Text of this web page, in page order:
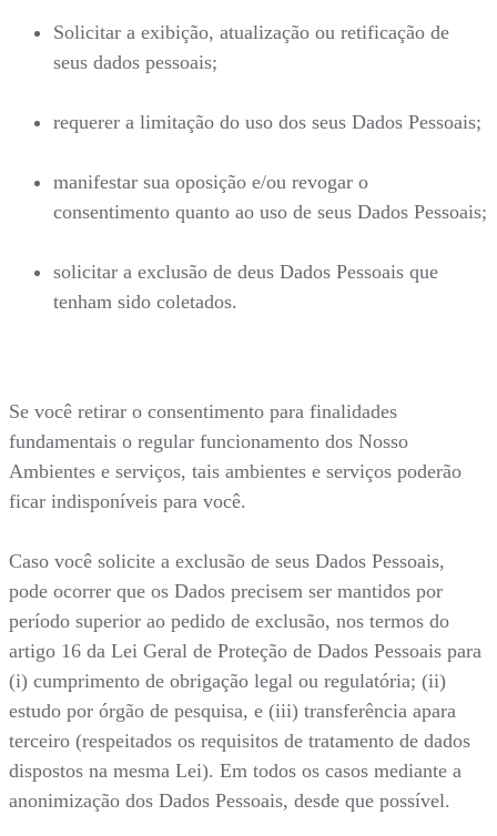
Solicitar a exibição, atualização ou retificação de
seus dados pessoais;
requerer a limitação do uso dos seus Dados Pessoais;
manifestar sua oposição e/ou revogar o
consentimento quanto ao uso de seus Dados Pessoais;
solicitar a exclusão de deus Dados Pessoais que
tenham sido coletados.
Se você retirar o consentimento para finalidades
fundamentais o regular funcionamento dos Nosso
Ambientes e serviços, tais ambientes e serviços poderão
ficar indisponíveis para você.
Caso você solicite a exclusão de seus Dados Pessoais,
pode ocorrer que os Dados precisem ser mantidos por
período superior ao pedido de exclusão, nos termos do
artigo 16 da Lei Geral de Proteção de Dados Pessoais para
(i) cumprimento de obrigação legal ou regulatória; (ii)
estudo por órgão de pesquisa, e (iii) transferência apara
terceiro (respeitados os requisitos de tratamento de dados
dispostos na mesma Lei). Em todos os casos mediante a
anonimização dos Dados Pessoais, desde que possível.